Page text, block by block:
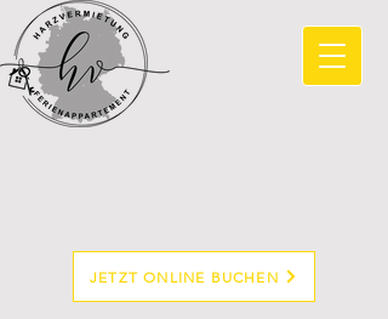
JETZT ONLINE BUCHEN